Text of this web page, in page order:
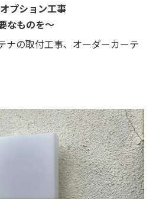
プション工事
なものを～
ナの取付工事、オーダーカーテ
合わせはこちら